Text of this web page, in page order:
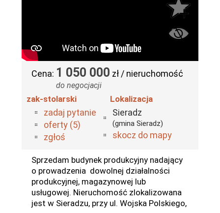
Cena: 1 050 000 zł / nieruchomość
do negocjacji
zak-stolarski
zadaj pytanie
oferty (5)
zgłoś
Lokalizacja
Sieradz
(gmina Sieradz)
skocz do mapy
Sprzedam budynek produkcyjny nadający
o prowadzenia dowolnej działalności
produkcyjnej, magazynowej lub
usługowej. Nieruchomość zlokalizowana
jest w Sieradzu, przy ul. Wojska Polskiego,